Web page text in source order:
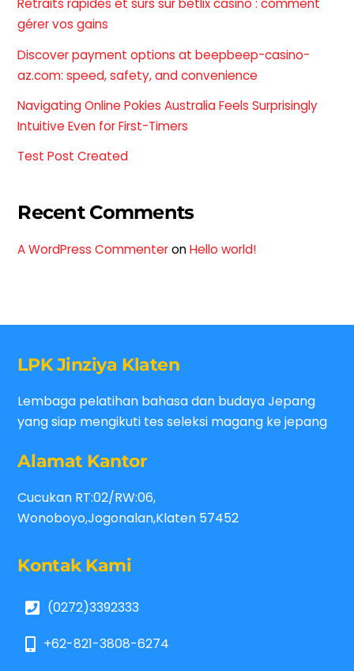
Retraits rapides et sûrs sur betlix casino : comment
gérer vos gains
Discover payment options at beepbeep-casino-
az.com: speed, safety, and convenience
Navigating Online Pokies Australia Feels Surprisingly
Intuitive Even for First-Timers
Test Post Created
Recent Comments
A WordPress CommenteronHello world!
LPK Jinziya Klaten
Lembaga pelatihan bahasa dan budaya Jepang
yang siap mengikuti tes seleksi magang ke jepang
Alamat Kantor
Cucukan RT:02/RW:06,
Wonoboyo,Jogonalan,Klaten 57452
Kontak Kami
(0272)3392333
+62-821-3808-6274